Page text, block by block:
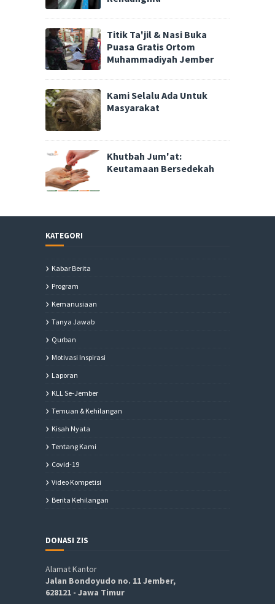
Titik Ta'jil & Nasi Buka
Puasa Gratis Ortom
Muhammadiyah Jember
Kami Selalu Ada Untuk
Masyarakat
Khutbah Jum'at:
Keutamaan Bersedekah
KATEGORI
Kabar Berita
Program
Kemanusiaan
Tanya Jawab
Qurban
Motivasi Inspirasi
Laporan
KLL Se-Jember
Temuan & Kehilangan
Kisah Nyata
Tentang Kami
Covid-19
Video Kompetisi
Berita Kehilangan
DONASI ZIS
Alamat Kantor
Jalan Bondoyudo no. 11 Jember,
628121 - Jawa Timur